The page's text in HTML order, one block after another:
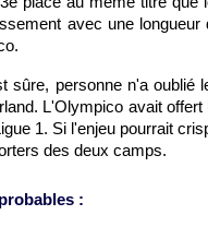
avec une
.
sûre, personne n'a oublié
L'Olympico avait
1. Si l'enjeu pourrait
des deux camps.
: